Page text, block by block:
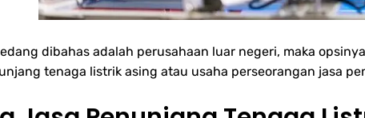
dibahas adalah perusahaan luar negeri, maka
tenaga listrik asing atau usaha perseorangan jasa